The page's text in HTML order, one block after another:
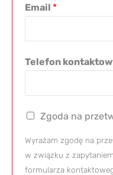
Email *
Telefon
Zgoda na
Wyrażam zgodę na
w związku z
formularza